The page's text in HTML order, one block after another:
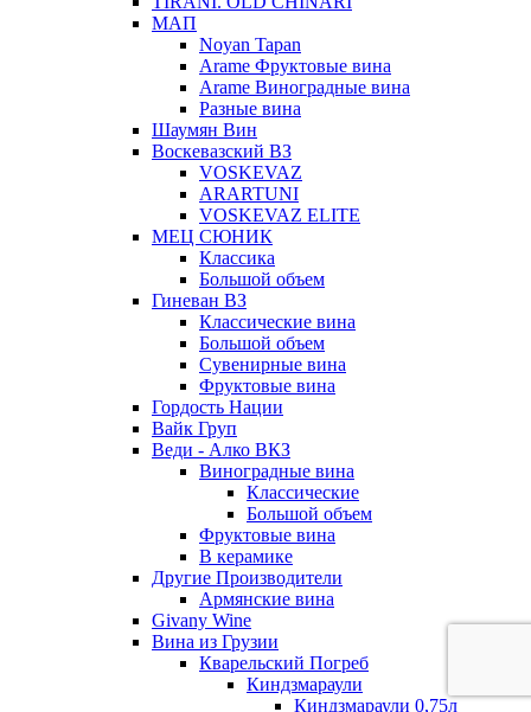
МАП
Noyan Tapan
Arame Фруктовые вина
Arame Виноградные вина
Разные вина
Шаумян Вин
Воскевазский ВЗ
VOSKEVAZ
ARARTUNI
VOSKEVAZ ELITE
МЕЦ СЮНИК
Классика
Большой объем
Гиневан ВЗ
Классические вина
Большой объем
Сувенирные вина
Фруктовые вина
Гордость Нации
Вайк Груп
Веди - Алко ВКЗ
Виноградные вина
Классические
Большой объем
Фруктовые вина
В керамике
Другие Производители
Армянские вина
Givany Wine
Вина из Грузии
Кварельский Погреб
Киндзмараули
Киндзмараули 0,75л